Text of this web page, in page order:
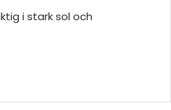
i stark sol och